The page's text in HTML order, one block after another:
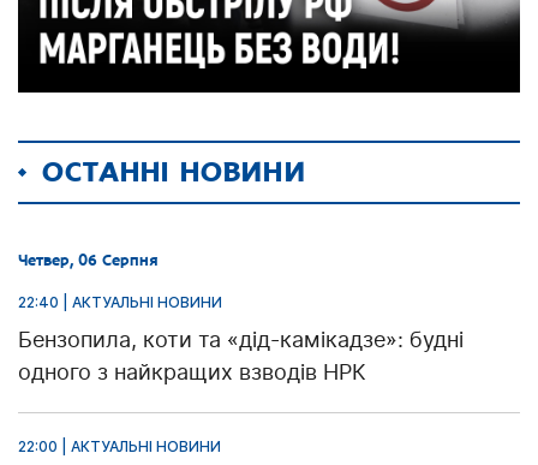
ОСТАННІ НОВИНИ
Четвер, 06 Серпня
22:40 | АКТУАЛЬНІ НОВИНИ
Бензопила, коти та «дід-камікадзе»: будні
одного з найкращих взводів НРК
22:00 | АКТУАЛЬНІ НОВИНИ